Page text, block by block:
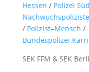
Hessen / Polizei
/ Polizist=Mensch /
Bundespolizei
SEK FFM & SEK